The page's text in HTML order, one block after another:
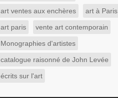
art ventes aux enchères art à Paris
art paris vente art contemporain
Monographies d'artistes
catalogue raisonné de John Levée
écrits sur l'art